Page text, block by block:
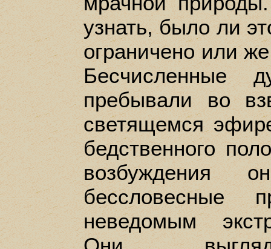
узнать, было ли
ограничено или
Бесчисленные
пребывали во
светящемся
бедственного
возбуждения
бессловесные
неведомым